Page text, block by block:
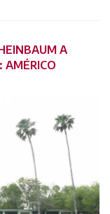
A
AMÉRICO